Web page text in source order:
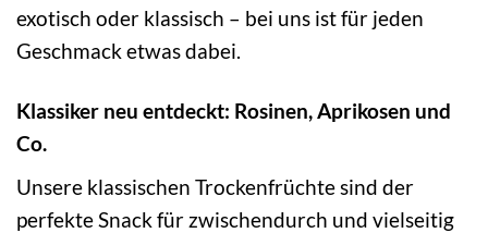
exotisch oder klassisch – bei uns ist für jeden
Geschmack etwas dabei.
Klassiker neu entdeckt: Rosinen, Aprikosen und
Co.
Unsere klassischen Trockenfrüchte sind der
perfekte Snack für zwischendurch und vielseitig